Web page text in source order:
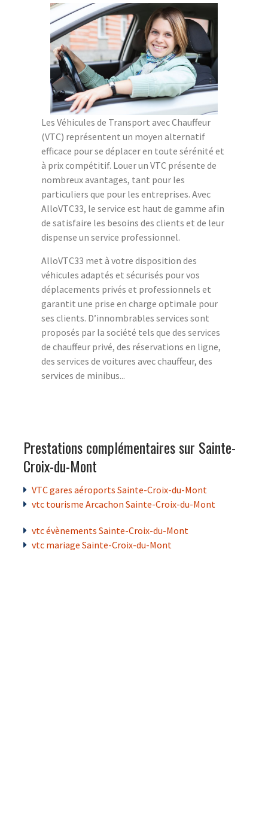
Les Véhicules de Transport avec Chauffeur
(VTC) représentent un moyen alternatif
efficace pour se déplacer en toute sérénité et
à prix compétitif. Louer un VTC présente de
nombreux avantages, tant pour les
particuliers que pour les entreprises. Avec
AlloVTC33, le service est haut de gamme afin
de satisfaire les besoins des clients et de leur
dispense un service professionnel.
AlloVTC33 met à votre disposition des
véhicules adaptés et sécurisés pour vos
déplacements privés et professionnels et
garantit une prise en charge optimale pour
ses clients. D’innombrables services sont
proposés par la société tels que des services
de chauffeur privé, des réservations en ligne,
des services de voitures avec chauffeur, des
services de minibus...
Prestations complémentaires sur Sainte-
Croix-du-Mont
VTC gares aéroports Sainte-Croix-du-Mont
vtc tourisme Arcachon Sainte-Croix-du-Mont
vtc évènements Sainte-Croix-du-Mont
vtc mariage Sainte-Croix-du-Mont